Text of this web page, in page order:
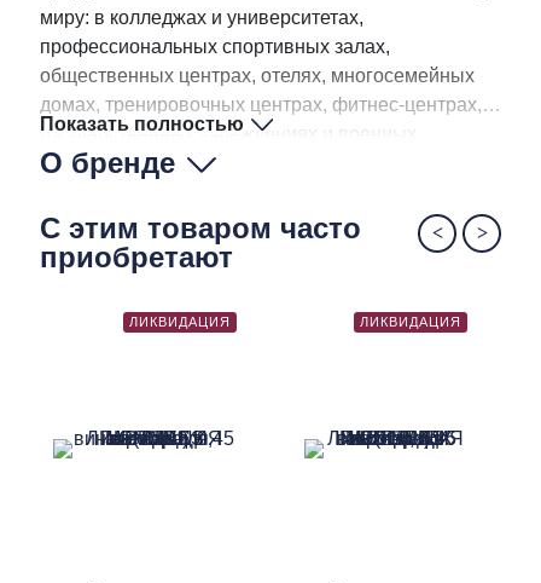
миру: в колледжах и университетах,
профессиональных спортивных залах,
общественных центрах, отелях, многосемейных
домах, тренировочных центрах, фитнес-центрах,
государственных учреждениях и военных
объектах. От любого другого оборудования их
инновационные решения и возможность
полностью сосредоточиться на тренировках для
достижения максимального результата.
Показать полностью
О бренде
С этим товаром часто
приобретают
ЛИКВИДАЦИЯ ЛИКВИДАЦИЯ